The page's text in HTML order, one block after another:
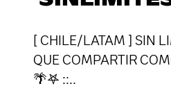
[ CHILE/LATAM ] SIN
QUE COMPARTIR
🌴𖤐 ::..